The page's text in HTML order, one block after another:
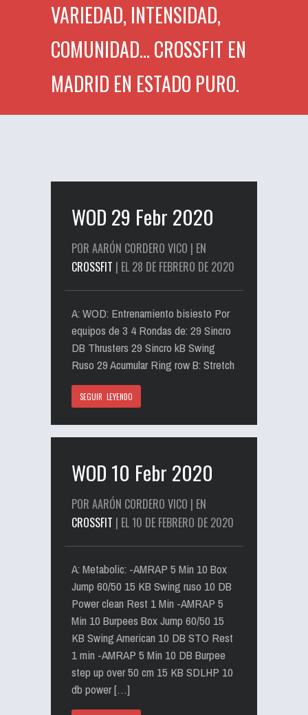
VARIEDAD, INTENSIDAD,
COMUNIDAD... CROSSFIT EN
MADRID EN ESTADO PURO.
WOD 29 Febr 2020
POR AARÓN CORDERO VICO | EN
CROSSFIT | EL 28 DE FEBRERO DE 2020
A: WOD: Entrenamiento bisiesto Por
equipos de 3 4 Rondas de: 29 Sincro
DB Thrusters 29 Sincro kB Swing
Ruso 29 Acumular Ring row B: Stretch
SEGUIR LEYENDO
WOD 10 Febr 2020
POR AARÓN CORDERO VICO | EN
CROSSFIT | EL 10 DE FEBRERO DE 2020
A: Metabolic: -AMRAP 5 Min 10 Box
Jump 60/50 15 KB Swing ruso 10 DB
Power clean Rest 1 Min -AMRAP 5
Min 10 Burpees Box Jump 60/50 15
KB Swing American 10 DB STO Rest
1 min -AMRAP 5 Min 10 DB Burpee
step up over 50 cm 15 KB SDLHP 10
db power […]